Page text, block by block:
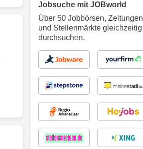
Jobsuche mit JOBworld
Über 50 Jobbörsen, Zeitungen
und Stellenmärkte gleichzeitig
durchsuchen.